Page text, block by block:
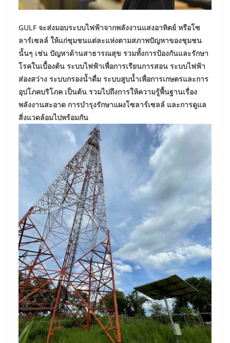
GULF จะส่งมอบระบบไฟฟ้าจากพลังงานแสงอาทิตย์ หรือโซ
ลาร์เซลล์ ให้แก่ชุมชนแต่ละแห่งตามสภาพปัญหาของชุมชน
นั้นๆ เช่น ปัญหาด้านสาธารณสุข รวมทั้งการป้องกันและรักษา
โรคในเบื้องต้น ระบบไฟฟ้าเพื่อการเรียนการสอน ระบบไฟฟ้า
ส่องสว่าง ระบบกรองน้ำดื่ม ระบบสูบน้ำเพื่อการเกษตรและการ
อุปโภคบริโภค เป็นต้น รวมไปถึงการให้ความรู้พื้นฐานเรื่อง
พลังงานสะอาด การบำรุงรักษาแผงโซลาร์เซลล์ และการดูแล
สิ่งแวดล้อมไปพร้อมกัน